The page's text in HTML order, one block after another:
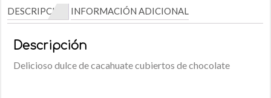
DESCRIPCIÓN INFORMACIÓN ADICIONAL
Descripción
Delicioso dulce de cacahuate cubiertos de chocolate